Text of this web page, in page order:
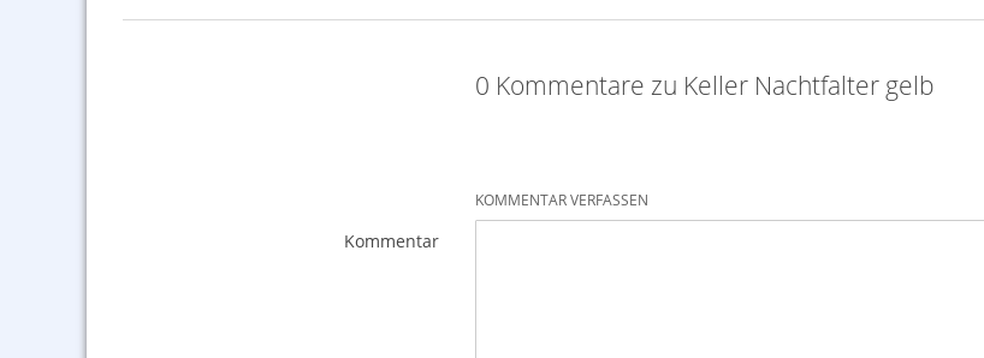
0 Kommentare zu Keller Nachtfalter gelb
KOMMENTAR VERFASSEN
Kommentar